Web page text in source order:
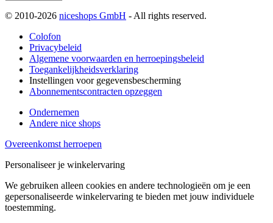
© 2010-2026 niceshops GmbH - All rights reserved.
Colofon
Privacybeleid
Algemene voorwaarden en herroepingsbeleid
Toegankelijkheidsverklaring
Instellingen voor gegevensbescherming
Abonnementscontracten opzeggen
Ondernemen
Andere nice shops
Overeenkomst herroepen
Personaliseer je winkelervaring
We gebruiken alleen cookies en andere technologieën om je een
gepersonaliseerde winkelervaring te bieden met jouw individuele
toestemming.